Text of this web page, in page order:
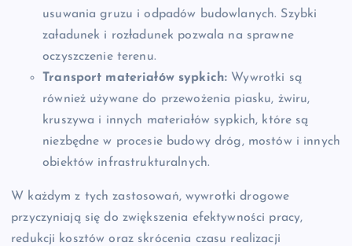
usuwania gruzu i odpadów budowlanych. Szybki
załadunek i rozładunek pozwala na sprawne
oczyszczenie terenu.
Transport materiałów sypkich: Wywrotki są
również używane do przewożenia piasku, żwiru,
kruszywa i innych materiałów sypkich, które są
niezbędne w procesie budowy dróg, mostów i innych
obiektów infrastrukturalnych.
W każdym z tych zastosowań, wywrotki drogowe
przyczyniają się do zwiększenia efektywności pracy,
redukcji kosztów oraz skrócenia czasu realizacji